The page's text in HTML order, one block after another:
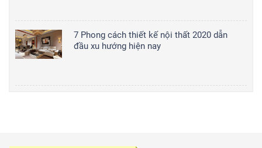
7 Phong cách thiết kế nội thất 2020 dẫn
đầu xu hướng hiện nay